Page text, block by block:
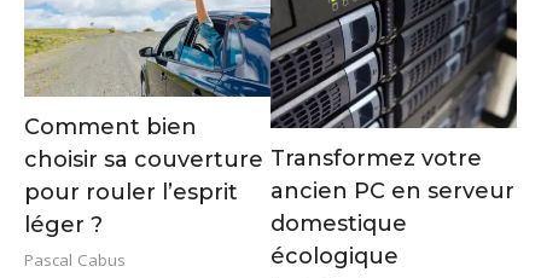
Comment bien
choisir sa couverture
pour rouler l’esprit
léger ?
Pascal Cabus
Transformez votre
ancien PC en serveur
domestique
écologique